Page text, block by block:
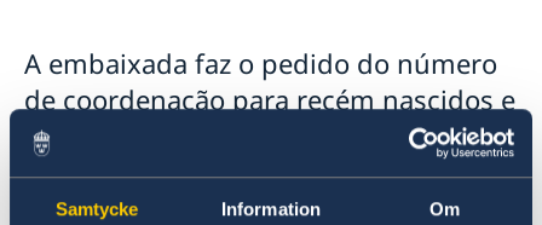
Samtycke Information Om
A embaixada faz o pedido do número
de coordenação para recém nascidos e
pessoas que nunca detiveram um
passaporte sueco, cartão de
identidade nacional ou que tenham